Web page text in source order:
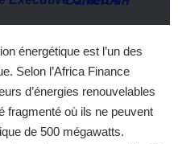
énergétique est l’un des
Selon l’Africa Finance
d’énergies renouvelables
fragmenté où ils ne peuvent
de 500 mégawatts.